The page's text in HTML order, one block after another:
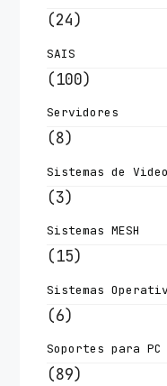
(24)
SAIS
(100)
Servidores
(8)
Sistemas de
(3)
Sistemas MESH
(15)
Sistemas
(6)
Soportes para
(89)